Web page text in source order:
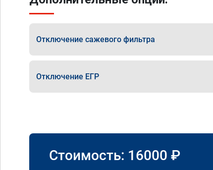
Отключение сажевого фильтра
Отключение ЕГР
Стоимость: 16000 ₽